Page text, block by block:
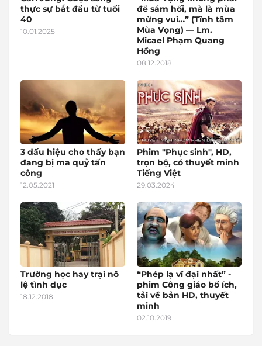
thực sự bắt đầu từ tuổi
40
10.01.2025
để sám hối, mà là mùa
mừng vui…” (Tĩnh tâm
Mùa Vọng) — Lm.
Micael Phạm Quang
Hồng
08.12.2018
3 dấu hiệu cho thấy bạn
đang bị ma quỷ tấn
công
12.05.2021
Phim "Phục sinh", HD,
trọn bộ, có thuyết minh
Tiếng Việt
29.03.2024
Trường học hay trại nô
lệ tình dục
18.12.2018
“Phép lạ vĩ đại nhất” -
phim Công giáo bổ ích,
tải về bản HD, thuyết
minh
02.10.2019